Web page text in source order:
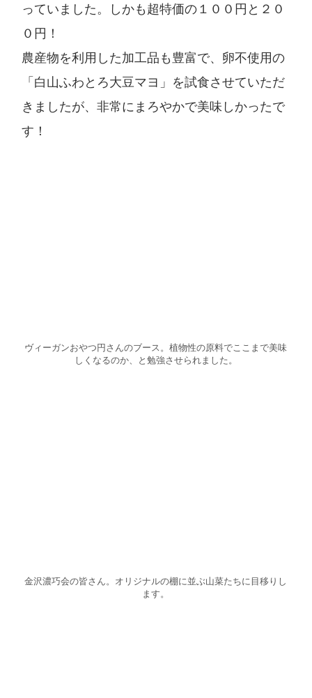
っていました。しかも超特価の１００円と２０
０円！
農産物を利用した加工品も豊富で、卵不使用の
「白山ふわとろ大豆マヨ」を試食させていただ
きましたが、非常にまろやかで美味しかったで
す！
ヴィーガンおやつ円さんのブース。植物性の原料でここまで美味
しくなるのか、と勉強させられました。
金沢濃巧会の皆さん。オリジナルの棚に並ぶ山菜たちに目移りし
ます。